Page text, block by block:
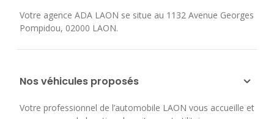
Votre agence ADA LAON se situe au 1132 Avenue Georges
Pompidou, 02000 LAON.
Nos véhicules proposés
Votre professionnel de l’automobile LAON vous accueille et